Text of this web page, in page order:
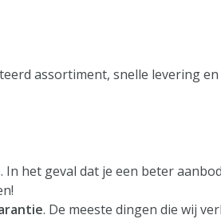
assortiment, snelle levering
. In het geval dat je een beter
. De meeste dingen die wij